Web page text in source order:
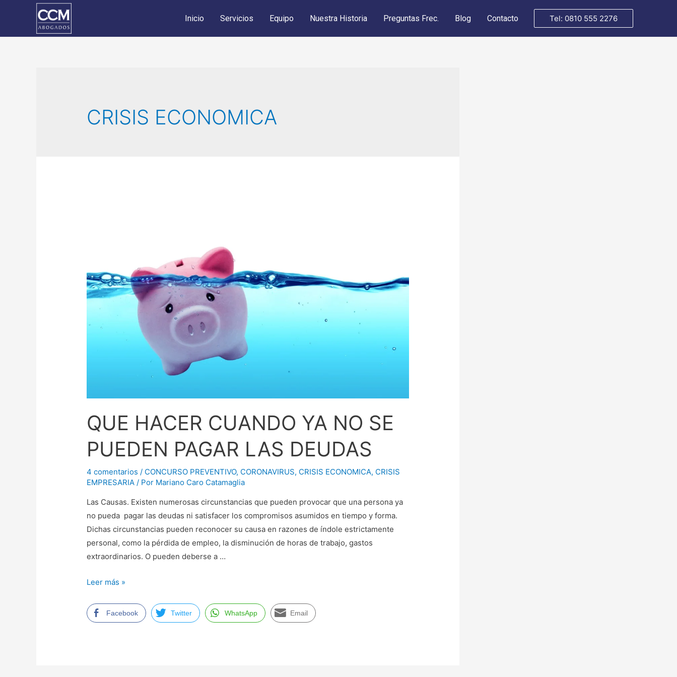
Inicio Servicios Equipo Nuestra Historia Preguntas Frec. Blog Contacto Tel: 0810 555 2276
CRISIS ECONOMICA
QUE HACER CUANDO YA NO SE
PUEDEN PAGAR LAS DEUDAS
4 comentarios / CONCURSO PREVENTIVO, CORONAVIRUS, CRISIS ECONOMICA, CRISIS
EMPRESARIA / Por Mariano Caro Catamaglia
Las Causas. Existen numerosas circunstancias que pueden provocar que una persona ya
no pueda pagar las deudas ni satisfacer los compromisos asumidos en tiempo y forma.
Dichas circunstancias pueden reconocer su causa en razones de índole estrictamente
personal, como la pérdida de empleo, la disminución de horas de trabajo, gastos
extraordinarios. O pueden deberse a …
QUE
CUANDO
YA
Leer más »
Facebook Twitter WhatsApp Email